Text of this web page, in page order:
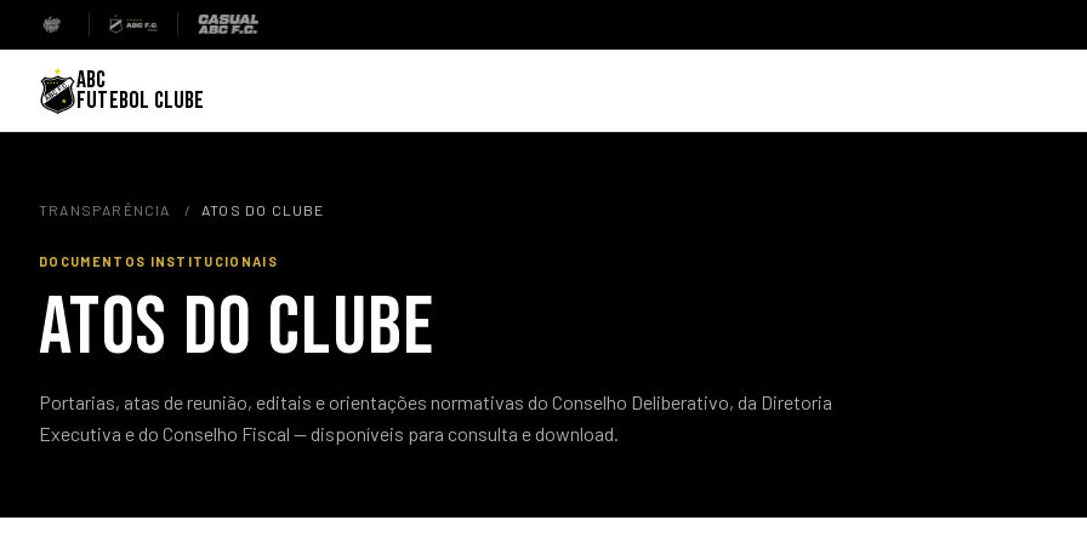
ABC
FUTEBOL CLUBE
TRANSPARÊNCIA / ATOS DO CLUBE
DOCUMENTOS INSTITUCIONAIS
ATOS DO CLUBE
Portarias, atas de reunião, editais e orientações normativas do Conselho Deliberativo, da Diretoria
Executiva e do Conselho Fiscal — disponíveis para consulta e download.